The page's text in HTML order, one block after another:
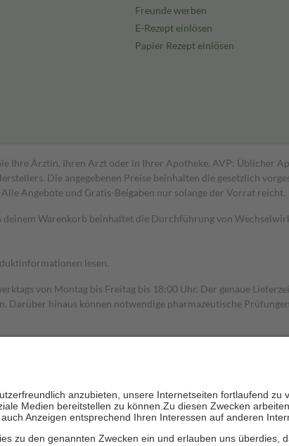
Freunde werben
E-Rezept einlösen
Papier Rezept einlösen
Ihre Ärztin, Ihren Arzt oder in Ihrer Apotheke. AVP: Üblicher
Die angegebenen Preise beinhalten die gesetzlich
Angebote und Gratis-Beigaben nur solange der Vorrat reicht.
Warenkorb beinhaltet die Durchführung von
lesen.
von Montag bis Freitag bis 18:00 Uhr. Der genaue
Darüber hinaus können notwendige pharmazeutische
der Kosten sowie zehn Euro je Verordnung.
die besondere Stellung der Familie zu unterstützen, fallen